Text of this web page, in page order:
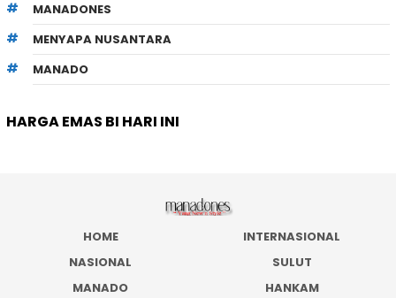
MANADONES
MENYAPA NUSANTARA
MANADO
HARGA EMAS BI HARI INI
HOME
INTERNASIONAL
NASIONAL
SULUT
MANADO
HANKAM